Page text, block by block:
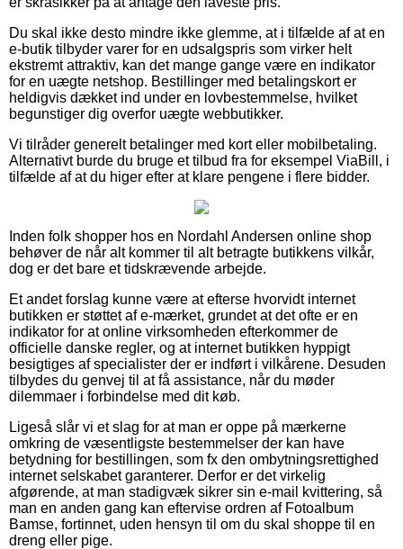
Du skal ikke desto mindre ikke glemme, at i tilfælde af at en
e-butik tilbyder varer for en udsalgspris som virker helt
ekstremt attraktiv, kan det mange gange være en indikator
for en uægte netshop. Bestillinger med betalingskort er
heldigvis dækket ind under en lovbestemmelse, hvilket
begunstiger dig overfor uægte webbutikker.
Vi tilråder generelt betalinger med kort eller mobilbetaling.
Alternativt burde du bruge et tilbud fra for eksempel ViaBill, i
tilfælde af at du higer efter at klare pengene i flere bidder.
Inden folk shopper hos en Nordahl Andersen online shop
behøver de når alt kommer til alt betragte butikkens vilkår,
dog er det bare et tidskrævende arbejde.
Et andet forslag kunne være at efterse hvorvidt internet
butikken er støttet af e-mærket, grundet at det ofte er en
indikator for at online virksomheden efterkommer de
officielle danske regler, og at internet butikken hyppigt
besigtiges af specialister der er indført i vilkårene. Desuden
tilbydes du genvej til at få assistance, når du møder
dilemmaer i forbindelse med dit køb.
Ligeså slår vi et slag for at man er oppe på mærkerne
omkring de væsentligste bestemmelser der kan have
betydning for bestillingen, som fx den ombytningsrettighed
internet selskabet garanterer. Derfor er det virkelig
afgørende, at man stadigvæk sikrer sin e-mail kvittering, så
man en anden gang kan eftervise ordren af Fotoalbum
Bamse, fortinnet, uden hensyn til om du skal shoppe til en
dreng eller pige.